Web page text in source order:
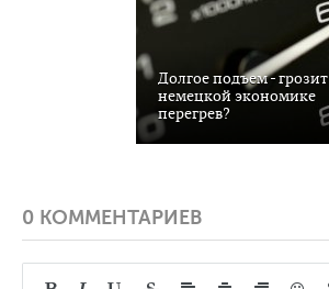
Долгое подъем - грозит
немецкой экономике
перегрев?
0 КОММЕНТАРИЕВ